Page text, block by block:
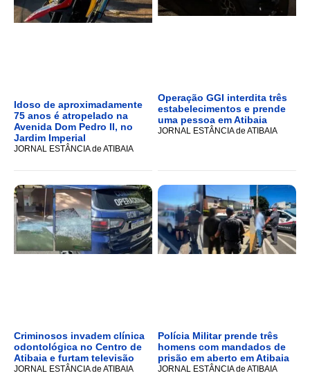
Idoso de aproximadamente
75 anos é atropelado na
Avenida Dom Pedro II, no
Jardim Imperial
JORNAL ESTÂNCIA de ATIBAIA
Operação GGI interdita três
estabelecimentos e prende
uma pessoa em Atibaia
JORNAL ESTÂNCIA de ATIBAIA
Criminosos invadem clínica
odontológica no Centro de
Atibaia e furtam televisão
JORNAL ESTÂNCIA de ATIBAIA
Polícia Militar prende três
homens com mandados de
prisão em aberto em Atibaia
JORNAL ESTÂNCIA de ATIBAIA